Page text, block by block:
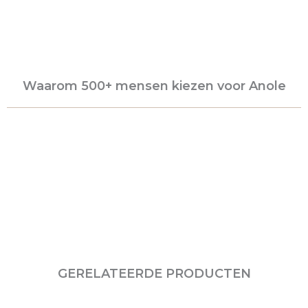
Waarom 500+ mensen kiezen voor Anole
GERELATEERDE PRODUCTEN